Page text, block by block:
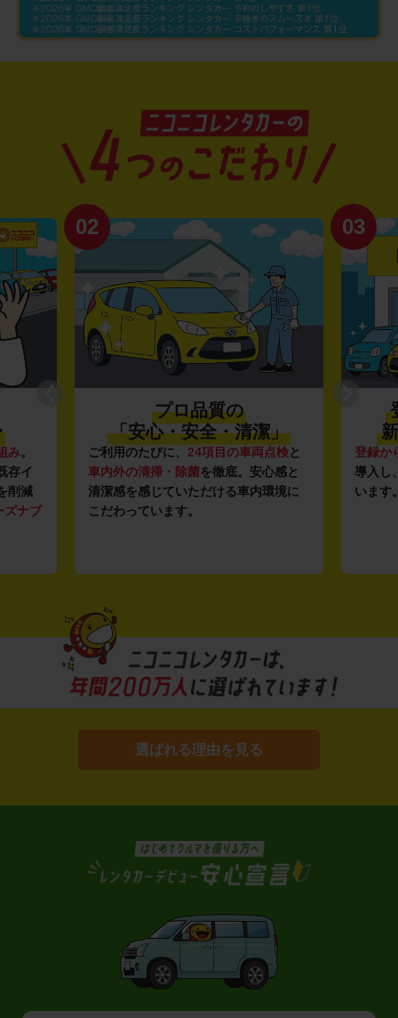
み。
存イ
削減
ズナブ
02
プロ品質の
「安心・安全・清潔」
ご利用のたびに、 24項目の車両点検と
車内外の清掃・除菌を徹底。安心感と
清潔感を感じていただける車内環境に
こだわっています。
03
登録か
導入し
います
選ばれる理由を見る